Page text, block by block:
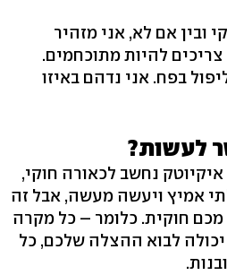
ובין אם לא, אני מזהיר
צריכים להיות מתוכחמים.
בפח. אני נדהם באיזו
לעשות?
נחשב לכאורה חוקי,
אמיץ ויעשה מעשה, אבל זה
חוקית. כלומר – כל מקרה
יכולה לבוא ההצלה שלכם, כל